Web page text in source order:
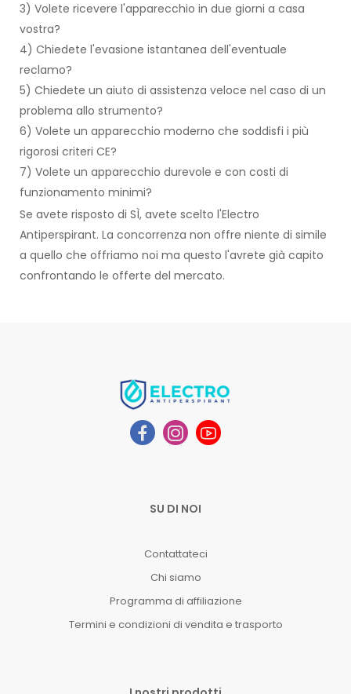
3) Volete ricevere l'apparecchio in due giorni a casa
vostra?
4) Chiedete l'evasione istantanea dell'eventuale
reclamo?
5) Chiedete un aiuto di assistenza veloce nel caso di un
problema allo strumento?
6) Volete un apparecchio moderno che soddisfi i più
rigorosi criteri CE?
7) Volete un apparecchio durevole e con costi di
funzionamento minimi?
Se avete risposto di SÌ, avete scelto l'Electro
Antiperspirant. La concorrenza non offre niente di simile
a quello che offriamo noi ma questo l'avrete già capito
confrontando le offerte del mercato.
SU DI NOI
Contattateci
Chi siamo
Programma di affiliazione
Termini e condizioni di vendita e trasporto